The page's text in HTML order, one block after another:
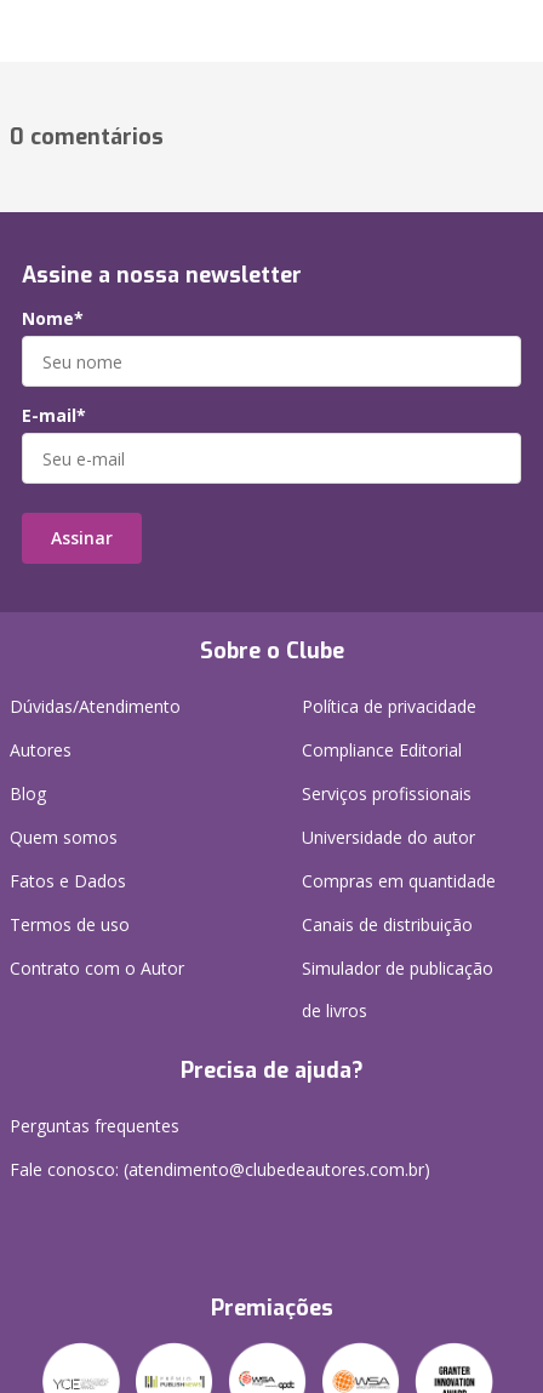
0 comentários
Sobre o Clube
Dúvidas/Atendimento
Autores
Blog
Quem somos
Fatos e Dados
Termos de uso
Contrato com o Autor
Política de privacidade
Compliance Editorial
Serviços profissionais
Universidade do autor
Compras em quantidade
Canais de distribuição
Simulador de publicação
de livros
Precisa de ajuda?
Perguntas frequentes
Fale conosco: (atendimento@clubedeautores.com.br)
Premiações
Assine a nossa newsletter
Nome*
E-mail*
Assinar